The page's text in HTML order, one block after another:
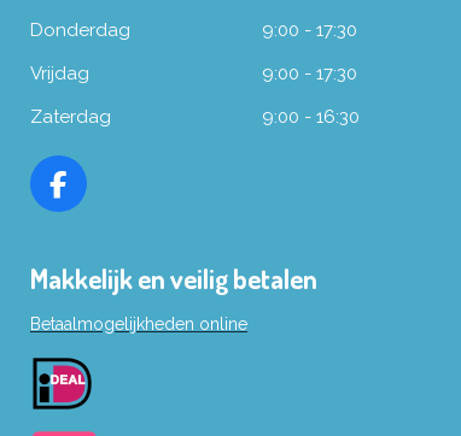
Donderdag
9:00 - 17:30
Vrijdag
9:00 - 17:30
Zaterdag
9:00 - 16:30
F
e
o
o
k
Makkelijk en veilig betalen
Betaalmogelijkheden online